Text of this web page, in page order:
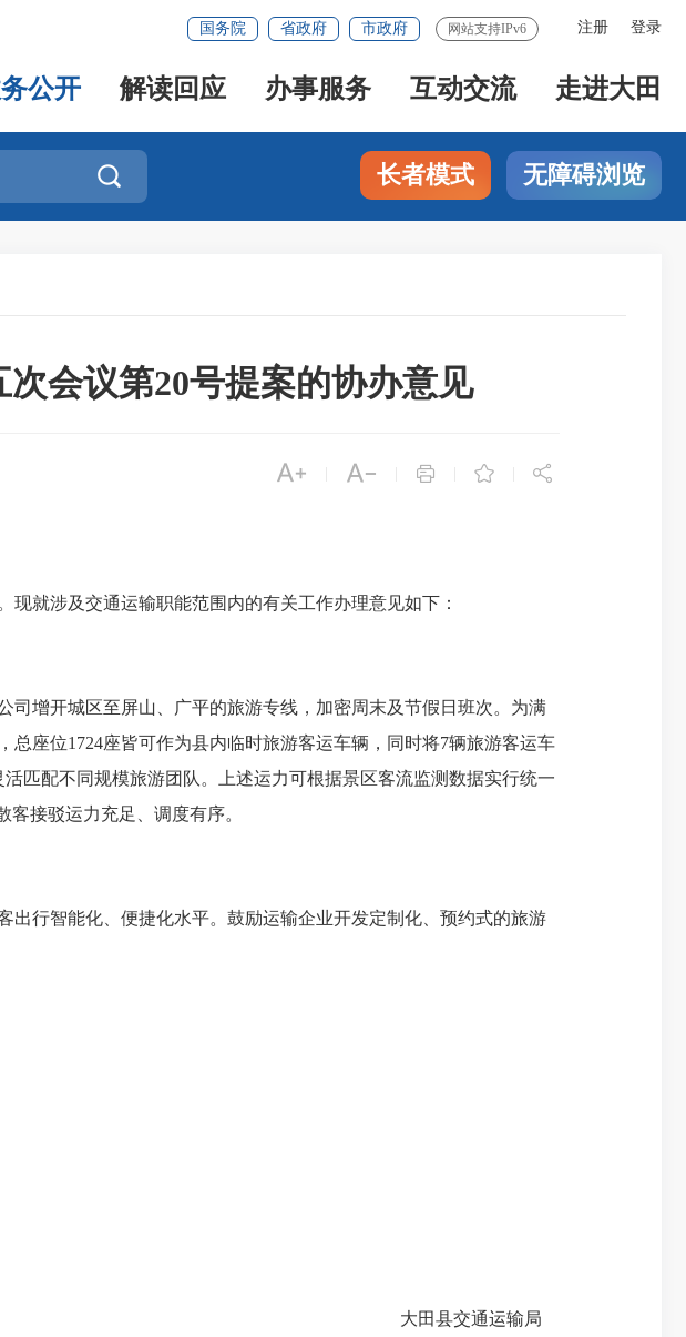
注册 登录
国务院 省政府 市政府 网站支持IPv6
公开 解读回应 办事服务 互动交流 走进大田
 长者模式 无障碍浏览
会议第20号提案的协办意见
    
现就涉及交通运输职能范围内的有关工作办理意见如下：
司增开城区至屏山、广平的旅游专线，加密周末及节假日班次。为满
总座位1724座皆可作为县内临时旅游客运车辆，同时将7辆旅游客运车
匹配不同规模旅游团队。上述运力可根据景区客流监测数据实行统一
接驳运力充足、调度有序。
行智能化、便捷化水平。鼓励运输企业开发定制化、预约式的旅游
大田县交通运输局